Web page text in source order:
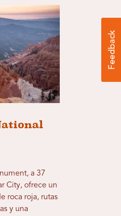
a 37
City, ofrece un
roca roja, rutas
y una